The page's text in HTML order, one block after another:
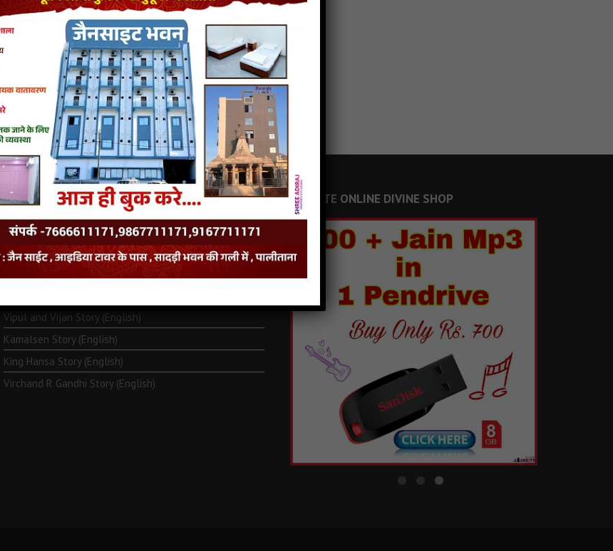
LATEST JAINISM
The Jain Monk and his Saka saviours (English)
Monk Metarya (English)
Vipul and Vijan Story (English)
Kamalsen Story (English)
King Hansa Story (English)
Virchand R Gandhi Story (English)
JAINSITE ONLINE DIVINE SHOP